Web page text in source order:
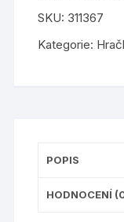
SKU: 311367
Kategorie:
POPIS
HODNOCENÍ